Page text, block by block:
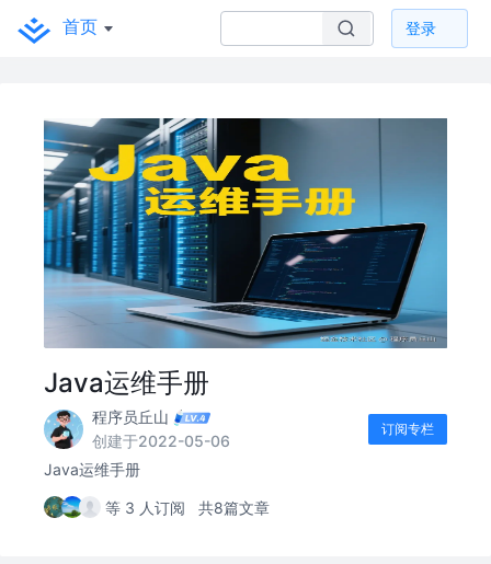
首页 登录
Java运维手册
程序员丘山
创建于2022-05-06
订阅专栏
Java运维手册
等 3 人订阅 共8篇文章